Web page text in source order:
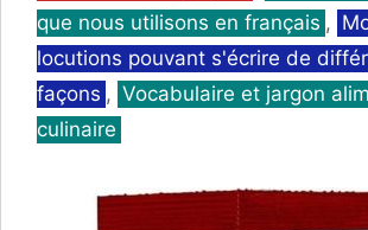
que nous utilisons en français ,
locutions pouvant s'écrire de
façons , Vocabulaire et jargon
culinaire